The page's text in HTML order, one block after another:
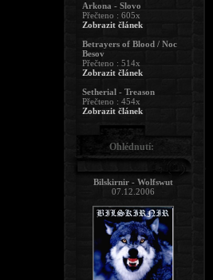
Arkona - Slovo
Přečteno : 605x
Zobrazit článek
Betrayers of Blood / Noc
Besov
Přečteno : 514x
Zobrazit článek
Setherial - Treason
Přečteno : 454x
Zobrazit článek
Ohlédnutí:
Bilskirnir - Wolfswut
07.12.2006